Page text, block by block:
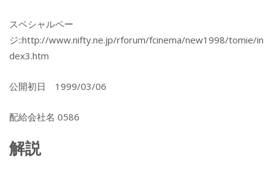
スペシャルペー
ジ::http://www.nifty.ne.jp/rforum/fcinema/new1998/tomie/in
dex3.htm
公開初日 1999/03/06
配給会社名 0586
解説